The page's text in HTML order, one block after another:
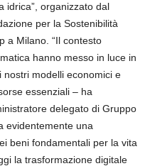
idrica”, organizzato dal
per la Sostenibilità
a Milano. “Il contesto
hanno messo in luce in
modelli economici e
essenziali – ha
delegato di Gruppo
evidentemente una
beni fondamentali per la vita
la trasformazione digitale